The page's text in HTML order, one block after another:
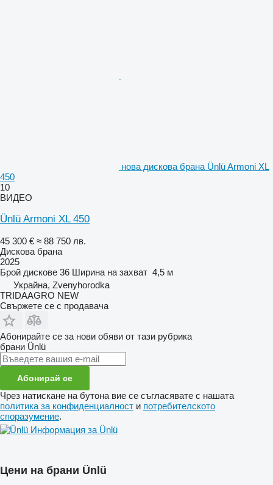
нова дискова брана Ünlü Armoni XL
450
10
ВИДЕО
Ünlü Armoni XL 450
45 300 € ≈ 88 750 лв.
Дискова брана
2025
Брой дискове 36 Ширина на захват 4,5 м
Украйна, Zvenyhorodka
TRIDAAGRO NEW
Свържете се с продавача
Абонирайте се за нови обяви от тази рубрика
брани Ünlü
Абонирай се
Чрез натискане на бутона вие се съгласявате с нашата
политика за конфиденциалност и потребителското
споразумение.
Информация за Ünlü
Цени на брани Ünlü